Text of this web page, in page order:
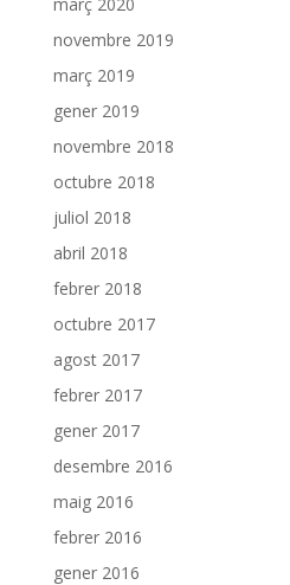
novembre 2019
març 2019
gener 2019
novembre 2018
octubre 2018
juliol 2018
abril 2018
febrer 2018
octubre 2017
agost 2017
febrer 2017
gener 2017
desembre 2016
maig 2016
febrer 2016
gener 2016